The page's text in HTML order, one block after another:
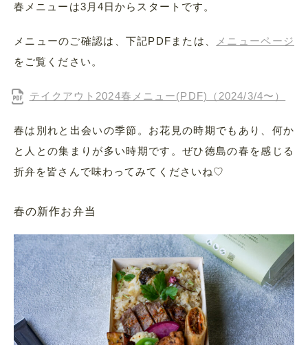
春メニューは3月4日からスタートです。
メニューのご確認は、下記PDFまたは、
メニューページ
をご覧ください。
テイクアウト2024春メニュー(PDF)（2024/3/4〜）
春は別れと出会いの季節。お花見の時期でもあり、何か
と人との集まりが多い時期です。ぜひ徳島の春を感じる
折弁を皆さんで味わってみてくださいね♡
春の新作お弁当